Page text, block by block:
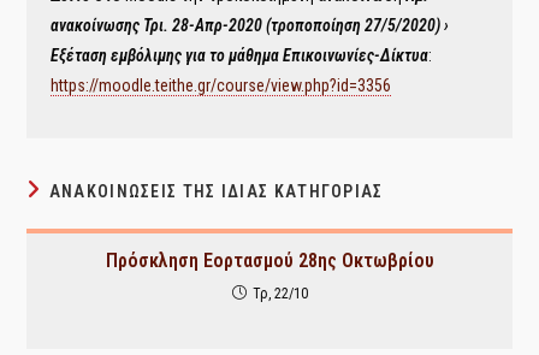
ανακοίνωσης Τρι. 28-Απρ-2020 (τροποποίηση 27/5/2020) ›
Εξέταση εμβόλιμης για το μάθημα Επικοινωνίες-Δίκτυα:
https://moodle.teithe.gr/course/view.php?id=3356
ΑΝΑΚΟΙΝΏΣΕΙΣ ΤΗΣ ΊΔΙΑΣ ΚΑΤΗΓΟΡΊΑΣ
Πρόσκληση Εορτασμού 28ης Οκτωβρίου
Τρ, 22/10